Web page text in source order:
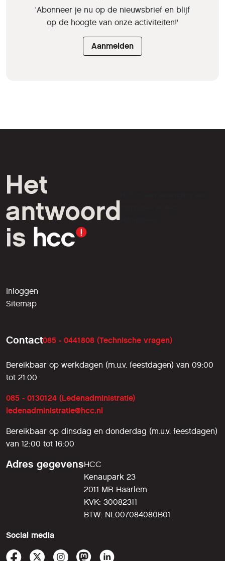
'Abonneer je nu op de nieuwsbrief en blijf
op de hoogte van onze activiteiten!'
Aanmelden
liefhebbers.
Inloggen
Sitemap
Contact085 - 0441808 (Technische vragen)
Bereikbaar op werkdagen (m.u.v. feestdagen) van 09:00
tot 21:00
085 - 0130124 (Ledenadministratie)
ledenadministratie@hcc.nl
Bereikbaar op dinsdag en donderdag (m.u.v. feestdagen)
van 12:00 tot 16:00
Adres gegevensHCC
Kenaupark 23
2011 MR Haarlem
KVK: 30082311
BTW: NL007084080B01
Social media